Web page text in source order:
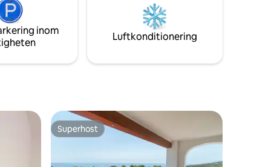
i
suites and the games room — steps
inom
Luftkonditionering
Superhost
Superhost